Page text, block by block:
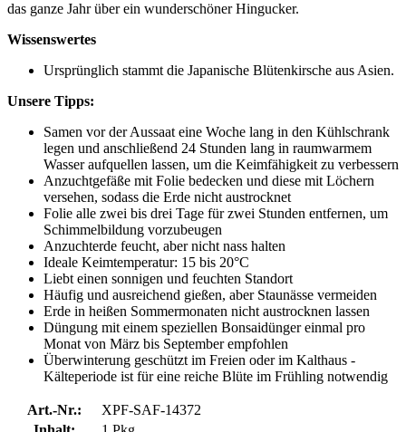
das ganze Jahr über ein wunderschöner Hingucker.
Wissenswertes
Ursprünglich stammt die Japanische Blütenkirsche aus Asien.
Unsere Tipps:
Samen vor der Aussaat eine Woche lang in den Kühlschrank
legen und anschließend 24 Stunden lang in raumwarmem
Wasser aufquellen lassen, um die Keimfähigkeit zu verbessern
Anzuchtgefäße mit Folie bedecken und diese mit Löchern
versehen, sodass die Erde nicht austrocknet
Folie alle zwei bis drei Tage für zwei Stunden entfernen, um
Schimmelbildung vorzubeugen
Anzuchterde feucht, aber nicht nass halten
Ideale Keimtemperatur: 15 bis 20°C
Liebt einen sonnigen und feuchten Standort
Häufig und ausreichend gießen, aber Staunässe vermeiden
Erde in heißen Sommermonaten nicht austrocknen lassen
Düngung mit einem speziellen Bonsaidünger einmal pro
Monat von März bis September empfohlen
Überwinterung geschützt im Freien oder im Kalthaus -
Kälteperiode ist für eine reiche Blüte im Frühling notwendig
Art.-Nr.:
XPF-SAF-14372